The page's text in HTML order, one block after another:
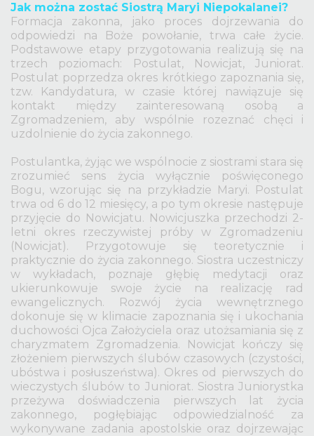
Jak można zostać Siostrą Maryi Niepokalanei?
Formacja zakonna, jako proces dojrzewania do
odpowiedzi na Boże powołanie, trwa całe życie.
Podstawowe etapy przygotowania realizują się na
trzech poziomach: Postulat, Nowicjat, Juniorat.
Postulat poprzedza okres krótkiego zapoznania się,
tzw. Kandydatura, w czasie której nawiązuje się
kontakt między zainteresowaną osobą a
Zgromadzeniem, aby wspólnie rozeznać chęci i
uzdolnienie do życia zakonnego.
Postulantka, żyjąc we wspólnocie z siostrami stara się
zrozumieć sens życia wyłącznie poświęconego
Bogu, wzorując się na przykładzie Maryi. Postulat
trwa od 6 do 12 miesięcy, a po tym okresie następuje
przyjęcie do Nowicjatu. Nowicjuszka przechodzi 2-
letni okres rzeczywistej próby w Zgromadzeniu
(Nowicjat). Przygotowuje się teoretycznie i
praktycznie do życia zakonnego. Siostra uczestniczy
w wykładach, poznaje głębię medytacji oraz
ukierunkowuje swoje życie na realizację rad
ewangelicznych. Rozwój życia wewnętrznego
dokonuje się w klimacie zapoznania się i ukochania
duchowości Ojca Założyciela oraz utożsamiania się z
charyzmatem Zgromadzenia. Nowicjat kończy się
złożeniem pierwszych ślubów czasowych (czystości,
ubóstwa i posłuszeństwa). Okres od pierwszych do
wieczystych ślubów to Juniorat. Siostra Juniorystka
przeżywa doświadczenia pierwszych lat życia
zakonnego, pogłębiając odpowiedzialność za
wykonywane zadania apostolskie oraz dojrzewając